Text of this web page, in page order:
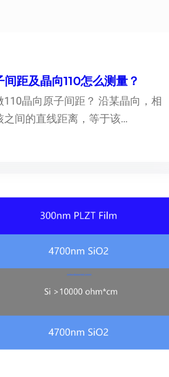
间距及晶向110怎么测量？
110晶向原子间距？ 沿某晶向，相
之间的直线距离，等于该…